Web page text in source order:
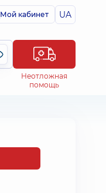
Мой кабинет UA
Неотложная
помощь